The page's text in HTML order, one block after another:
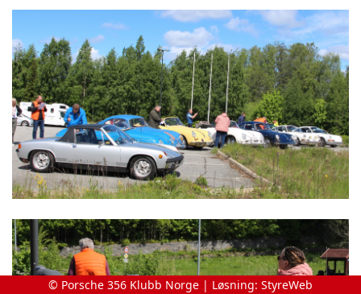
© Porsche 356 Klubb Norge | Løsning: StyreWeb